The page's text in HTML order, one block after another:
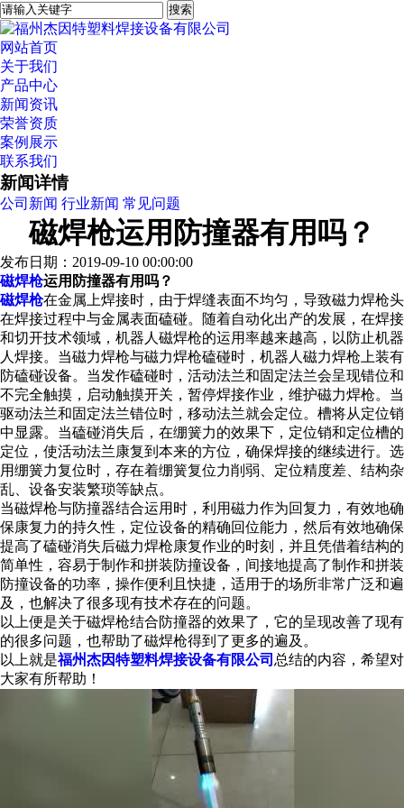
网站首页
关于我们
产品中心
新闻资讯
荣誉资质
案例展示
联系我们
新闻详情
公司新闻 行业新闻 常见问题
磁焊枪运用防撞器有用吗？
发布日期：2019-09-10 00:00:00
磁焊枪运用防撞器有用吗？
磁焊枪在金属上焊接时，由于焊缝表面不均匀，导致磁力焊枪头
在焊接过程中与金属表面磕碰。随着自动化出产的发展，在焊接
和切开技术领域，机器人 磁焊枪的运用率越来越高，以防止机器
人焊接。当磁力焊枪与磁力焊枪磕碰时，机器人磁力焊枪上装有
防磕碰设备。当发作磕碰时，活动法兰和固定法兰会呈现错位和
不完全触摸，启动触摸开关，暂停焊接作业，维护磁力焊枪。当
驱动法兰和固定法兰错位时，移动法兰就会定位。槽将从定位销
中显露。当磕碰消失后，在绷簧力的效果下，定位销和定位槽的
定位，使活动法兰康复到本来的方位，确保焊接的继续进行。选
用绷簧力复位时，存在着绷簧复位力削弱、定位精度差、结构杂
乱、设备安装繁琐等缺点。
当磁焊枪与防撞器结合运用时，利用磁力作为回复力，有效地确
保康复力的持久性，定位设备的精确回位能力，然后有效地确保
提高了磕碰消失后磁力焊枪康复作业的时刻，并且凭借着结构的
简单性，容易于制作和拼装防撞设备，间接地提高了制作和拼装
防撞设备的功率，操作便利且快捷，适用于的场所非常广泛和遍
及，也解决了很多现有技术存在的问题。
以上便是关于磁焊枪结合防撞器的效果了，它的呈现改善了现有
的很多问题，也帮助了磁焊枪得到了更多的遍及。
以上就是福州杰因特塑料焊接设备有限公司 总结的内容，希望对
大家有所帮助！